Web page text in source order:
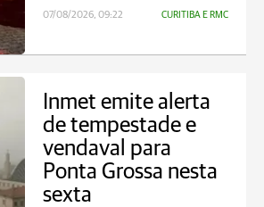
07/08/2026, 09:22 CURITIBA E RMC
Inmet emite alerta
de tempestade e
vendaval para
Ponta Grossa nesta
sexta